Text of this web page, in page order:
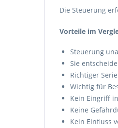
Die Steuerung
Vorteile im
Steuerung
Sie
Richtiger
Wichtig für
Kein Eingriff
Keine
Kein Einfluss